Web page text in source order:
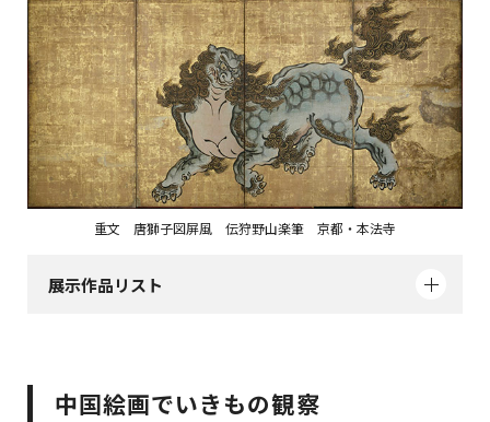
重文 唐獅子図屏風 伝狩野山楽筆 京都・本法寺
展示作品リスト
中国絵画でいきもの観察